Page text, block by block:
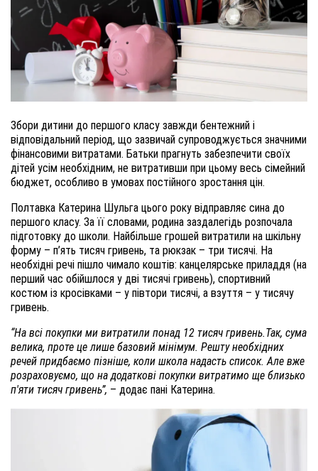
Збори дитини до першого класу завжди бентежний і
відповідальний період, що зазвичай супроводжується значними
фінансовими витратами. Батьки прагнуть забезпечити своїх
дітей усім необхідним, не витративши при цьому весь сімейний
бюджет, особливо в умовах постійного зростання цін.
Полтавка Катерина Шульга цього року відправляє сина до
першого класу. За її словами, родина заздалегідь розпочала
підготовку до школи. Найбільше грошей витратили на шкільну
форму – п’ять тисяч гривень, та рюкзак – три тисячі. На
необхідні речі пішло чимало коштів: канцелярське приладдя (на
перший час обійшлося у дві тисячі гривень), спортивний
костюм із кросівками – у півтори тисячі, а взуття – у тисячу
гривень.
“На всі покупки ми витратили понад 12 тисяч гривень.Так, сума
велика, проте це лише базовий мінімум. Решту необхідних
речей придбаємо пізніше, коли школа надасть список. Але вже
розраховуємо, що на додаткові покупки витратимо ще близько
п'яти тисяч гривень”, – додає пані Катерина.